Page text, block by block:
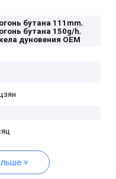
бутана 111mm,
бутана 150g/h,
дуновения OEM